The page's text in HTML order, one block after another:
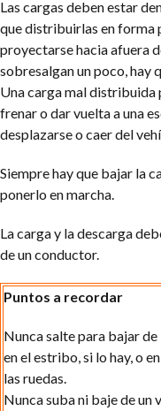
Las cargas deben estar
que distribuirlas en forma
proyectarse hacia afuera
sobresalgan un poco, hay
Una carga mal distribuida
frenar o dar vuelta a una
desplazarse o caer del
Siempre hay que bajar la
ponerlo en marcha.
La carga y la descarga
de un conductor.
Puntos a recordar
Nunca salte para bajar
en el estribo, si lo hay, o
las ruedas.
Nunca suba ni baje de un